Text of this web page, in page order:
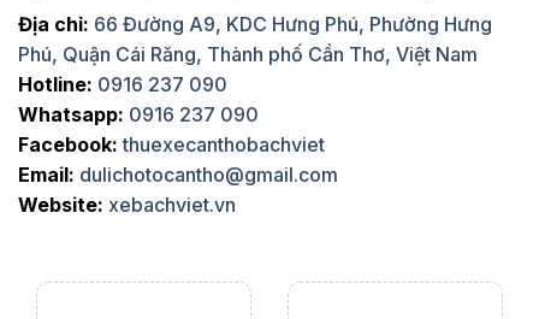
Địa chỉ: 66 Đường A9, KDC Hưng Phú, Phường Hưng
Phú, Quận Cái Răng, Thành phố Cần Thơ, Việt Nam
Hotline: 0916 237 090
Whatsapp: 0916 237 090
Facebook: thuexecanthobachviet
Email: dulichotocantho@gmail.com
Website: xebachviet.vn